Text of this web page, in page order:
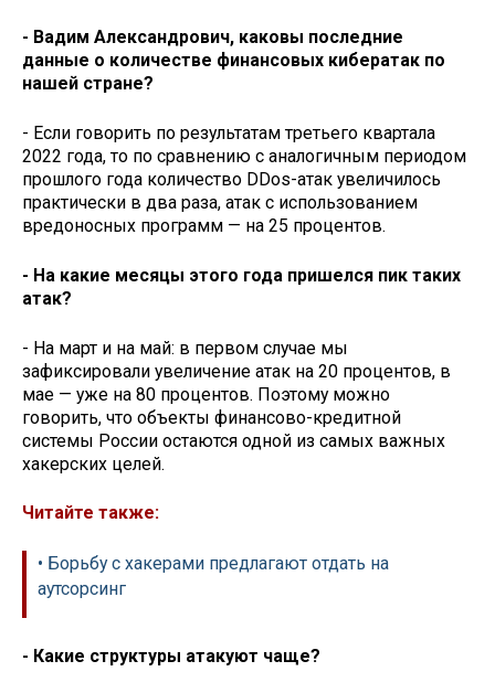
- Вадим Александрович, каковы последние
данные о количестве финансовых кибератак по
нашей стране?
- Если говорить по результатам третьего квартала
2022 года, то по сравнению с аналогичным периодом
прошлого года количество DDos-атак увеличилось
практически в два раза, атак с использованием
вредоносных программ — на 25 процентов.
- На какие месяцы этого года пришелся пик таких
атак?
- На март и на май: в первом случае мы
зафиксировали увеличение атак на 20 процентов, в
мае — уже на 80 процентов. Поэтому можно
говорить, что объекты финансово-кредитной
системы России остаются одной из самых важных
хакерских целей.
Читайте также:
• Борьбу с хакерами предлагают отдать на
аутсорсинг
- Какие структуры атакуют чаще?